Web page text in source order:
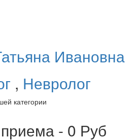
Ивановна
, Невролог
категории
- 0 Руб